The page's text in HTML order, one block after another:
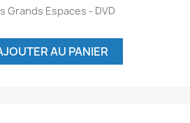
Aperçu rapide
Grands Espaces - DVD
AU PANIER